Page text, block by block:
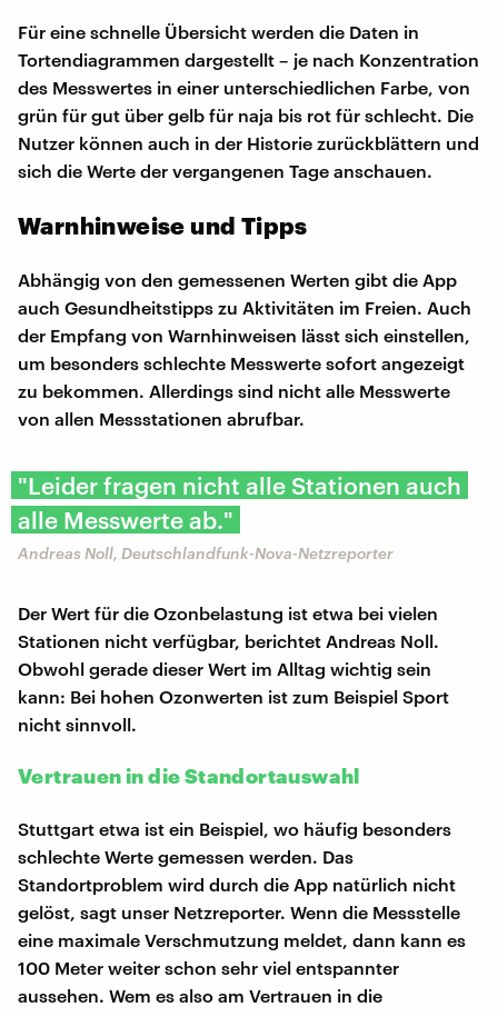
Für eine schnelle Übersicht werden die Daten in
Tortendiagrammen dargestellt – je nach Konzentration
des Messwertes in einer unterschiedlichen Farbe, von
grün für gut über gelb für naja bis rot für schlecht. Die
Nutzer können auch in der Historie zurückblättern und
sich die Werte der vergangenen Tage anschauen.
Warnhinweise und Tipps
Abhängig von den gemessenen Werten gibt die App
auch Gesundheitstipps zu Aktivitäten im Freien. Auch
der Empfang von Warnhinweisen lässt sich einstellen,
um besonders schlechte Messwerte sofort angezeigt
zu bekommen. Allerdings sind nicht alle Messwerte
von allen Messstationen abrufbar.
"Leider fragen nicht alle Stationen auch
alle Messwerte ab."
Andreas Noll, Deutschlandfunk-Nova-Netzreporter
Der Wert für die Ozonbelastung ist etwa bei vielen
Stationen nicht verfügbar, berichtet Andreas Noll.
Obwohl gerade dieser Wert im Alltag wichtig sein
kann: Bei hohen Ozonwerten ist zum Beispiel Sport
nicht sinnvoll.
Vertrauen in die Standortauswahl
Stuttgart etwa ist ein Beispiel, wo häufig besonders
schlechte Werte gemessen werden. Das
Standortproblem wird durch die App natürlich nicht
gelöst, sagt unser Netzreporter. Wenn die Messstelle
eine maximale Verschmutzung meldet, dann kann es
100 Meter weiter schon sehr viel entspannter
aussehen. Wem es also am Vertrauen in die